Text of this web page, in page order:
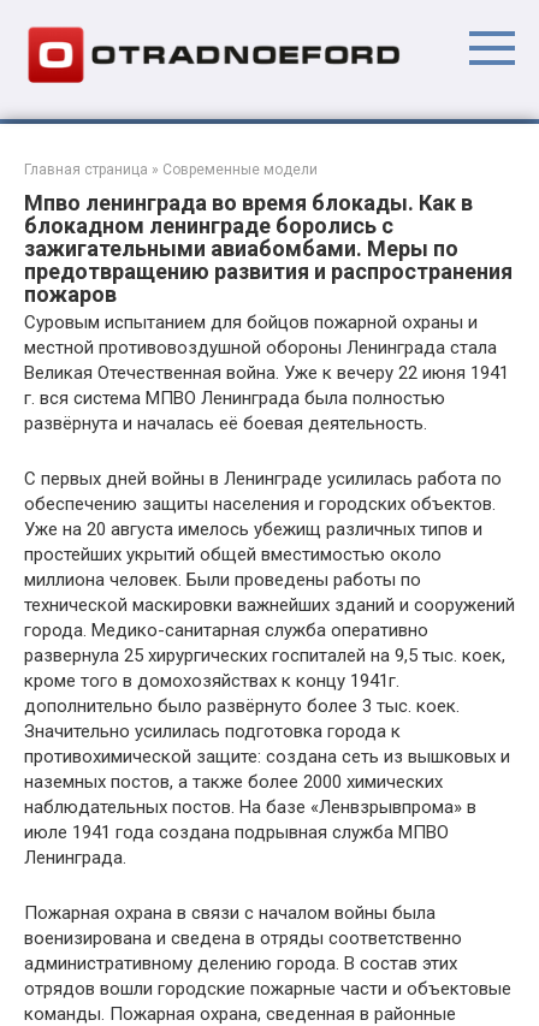
контенту
Главная страница » Современные модели
Мпво ленинграда во время блокады. Как в
блокадном ленинграде боролись с
зажигательными авиабомбами. Меры по
предотвращению развития и распространения
пожаров
Суровым испытанием для бойцов пожарной охраны и
местной противовоздушной обороны Ленинграда стала
Великая Отечественная война. Уже к вечеру 22 июня 1941
г. вся система МПВО Ленинграда была полностью
развёрнута и началась её боевая деятельность.
С первых дней войны в Ленинграде усилилась работа по
обеспечению защиты населения и городских объектов.
Уже на 20 августа имелось убежищ различных типов и
простейших укрытий общей вместимостью около
миллиона человек. Были проведены работы по
технической маскировки важнейших зданий и сооружений
города. Медико-санитарная служба оперативно
развернула 25 хирургических госпиталей на 9,5 тыс. коек,
кроме того в домохозяйствах к концу 1941г.
дополнительно было развёрнуто более 3 тыс. коек.
Значительно усилилась подготовка города к
противохимической защите: создана сеть из вышковых и
наземных постов, а также более 2000 химических
наблюдательных постов. На базе «Ленвзрывпрома» в
июле 1941 года создана подрывная служба МПВО
Ленинграда.
Пожарная охрана в связи с началом войны была
военизирована и сведена в отряды соответственно
административному делению города. В состав этих
отрядов вошли городские пожарные части и объектовые
команды. Пожарная охрана, сведенная в районные